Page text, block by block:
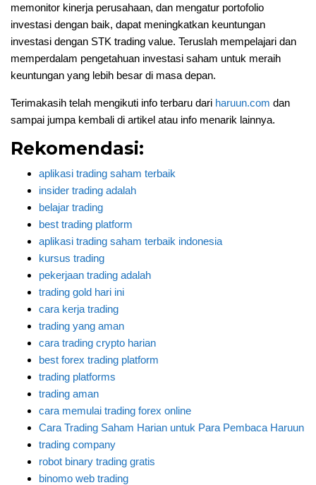
memonitor kinerja perusahaan, dan mengatur portofolio
investasi dengan baik, dapat meningkatkan keuntungan
investasi dengan STK trading value. Teruslah mempelajari dan
memperdalam pengetahuan investasi saham untuk meraih
keuntungan yang lebih besar di masa depan.
Terimakasih telah mengikuti info terbaru dari haruun.com dan
sampai jumpa kembali di artikel atau info menarik lainnya.
Rekomendasi:
aplikasi trading saham terbaik
insider trading adalah
belajar trading
best trading platform
aplikasi trading saham terbaik indonesia
kursus trading
pekerjaan trading adalah
trading gold hari ini
cara kerja trading
trading yang aman
cara trading crypto harian
best forex trading platform
trading platforms
trading aman
cara memulai trading forex online
Cara Trading Saham Harian untuk Para Pembaca Haruun
trading company
robot binary trading gratis
binomo web trading